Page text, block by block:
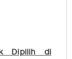
Dipilih di